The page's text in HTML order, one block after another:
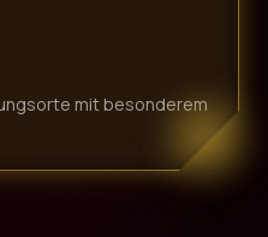
mit besonderem